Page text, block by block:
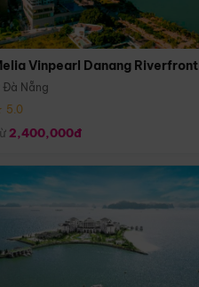
Vinpearl Danang Riverfront
Đà Nẵng
5.0
2,400,000đ